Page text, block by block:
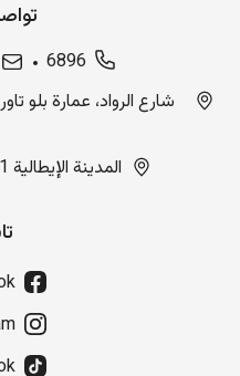
6896
المدينة الإيطالية 1، بناية 130، أربيل، العراق